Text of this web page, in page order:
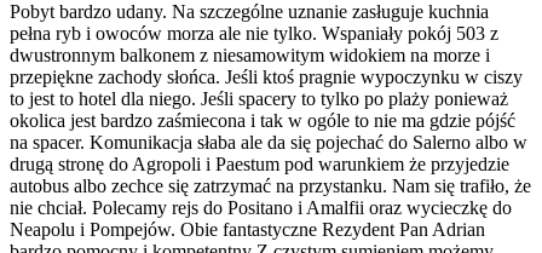
Pobyt bardzo udany. Na szczególne uznanie zasługuje kuchnia
pełna ryb i owoców morza ale nie tylko. Wspaniały pokój 503 z
dwustronnym balkonem z niesamowitym widokiem na morze i
przepiękne zachody słońca. Jeśli ktoś pragnie wypoczynku w ciszy
to jest to hotel dla niego. Jeśli spacery to tylko po plaży ponieważ
okolica jest bardzo zaśmiecona i tak w ogóle to nie ma gdzie pójść
na spacer. Komunikacja słaba ale da się pojechać do Salerno albo w
drugą stronę do Agropoli i Paestum pod warunkiem że przyjedzie
autobus albo zechce się zatrzymać na przystanku. Nam się trafiło, że
nie chciał. Polecamy rejs do Positano i Amalfii oraz wycieczkę do
Neapolu i Pompejów. Obie fantastyczne Rezydent Pan Adrian